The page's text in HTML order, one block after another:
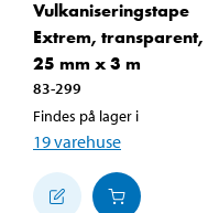
Vulkaniseringstape
Extrem, transparent,
25 mm x 3 m
83-299
Findes på lager i
19varehuse